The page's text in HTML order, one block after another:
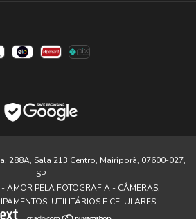
288A, Sala 213 Centro, Mairiporã, 07600-027,
SP
PELA FOTOGRAFIA - CÂMERAS,
UTILITÁRIOS E CELULARES